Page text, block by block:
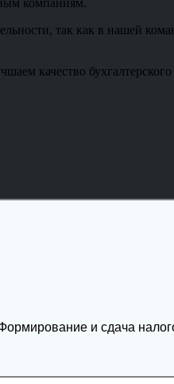
так как в нашей
качество